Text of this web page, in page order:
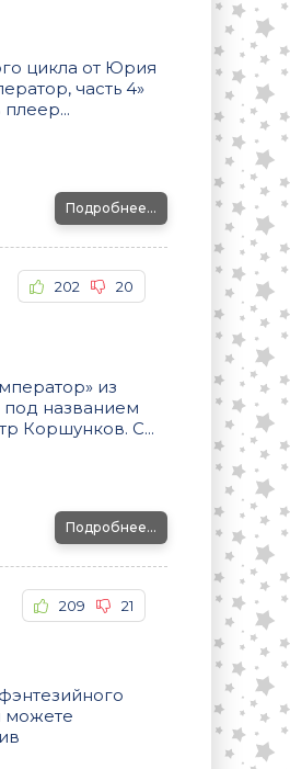
цикла от Юрия
часть 4»
Подробнее...
202 20
из
под названием
Коршунков. С...
Подробнее...
209 21
можете